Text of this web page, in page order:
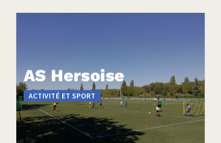
AS Hersoise
ACTIVITÉ ET SPORT